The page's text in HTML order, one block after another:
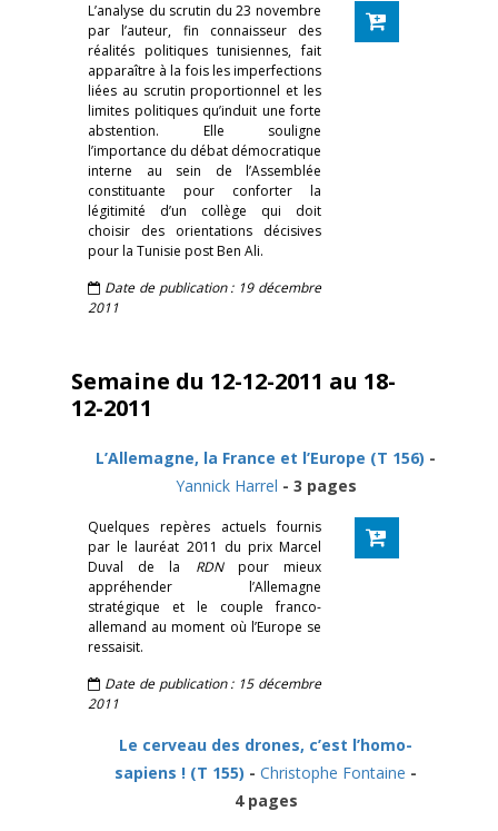
L’analyse du scrutin du 23 novembre
par l’auteur, fin connaisseur des
réalités politiques tunisiennes, fait
apparaître à la fois les imperfections
liées au scrutin proportionnel et les
limites politiques qu’induit une forte
abstention. Elle souligne
l’importance du débat démocratique
interne au sein de l’Assemblée
constituante pour conforter la
légitimité d’un collège qui doit
choisir des orientations décisives
pour la Tunisie post Ben Ali.
Date de publication : 19 décembre
2011
Semaine du 12-12-2011 au 18-
12-2011
L’Allemagne, la France et l’Europe (T 156) -
Yannick Harrel - 3 pages
Quelques repères actuels fournis
par le lauréat 2011 du prix Marcel
Duval de la RDNpour mieux
appréhender l’Allemagne
stratégique et le couple franco-
allemand au moment où l’Europe se
ressaisit.
Date de publication : 15 décembre
2011
Le cerveau des drones, c’est l’homo-
sapiens ! (T 155) - Christophe Fontaine -
4 pages